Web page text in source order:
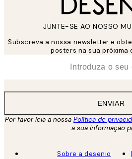
JUNTE-SE AO NOSSO
Subscreva a nossa newsletter e
posters na sua próxima
ENVIAR
Por favor leia a nossa Política de
a sua informação
Sobre a desenio